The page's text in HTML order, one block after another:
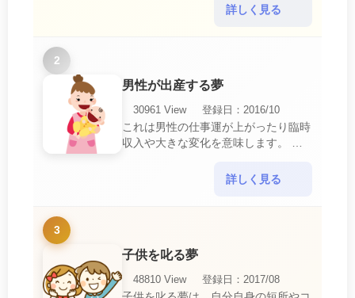
いにおいて、『寝取られている』夢
詳しく見る
2
男性が出産する夢
30961 View
登録日：2016/10
これは男性の仕事運が上がったり臨時
収入や大きな変化を意味します。 喜
ればあり得ない事が起きるのでビック
詳しく見る
3
子供を叱る夢
48810 View
登録日：2017/08